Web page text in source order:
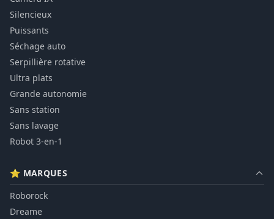
Silencieux
Puissants
Séchage auto
Serpillière rotative
Ultra plats
Grande autonomie
Sans station
Sans lavage
Robot 3-en-1
⭐ MARQUES
Roborock
Dreame